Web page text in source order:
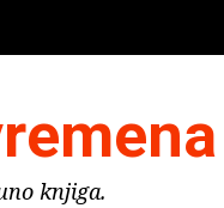
knjiga.